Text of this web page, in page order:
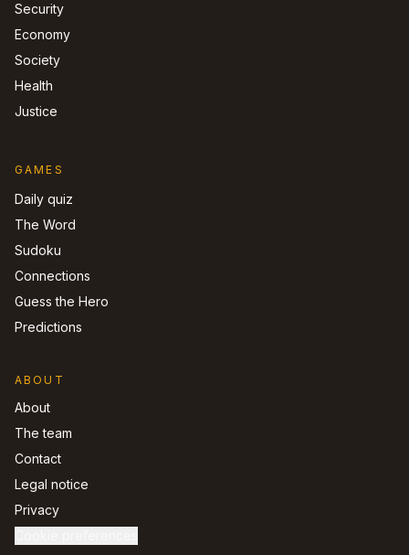
Security
Economy
Society
Health
Justice
GAMES
Daily quiz
The Word
Sudoku
Connections
Guess the Hero
Predictions
ABOUT
About
The team
Contact
Legal notice
Privacy